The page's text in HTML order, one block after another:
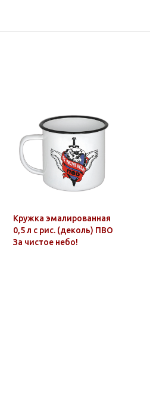
Кружка эмалированная
0,5 л с рис. (деколь) ПВО
За чистое небо!